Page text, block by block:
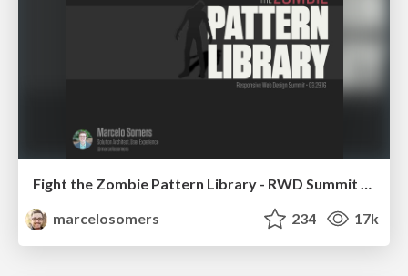
Fight the Zombie Pattern Library - RWD Summit 2016
marcelosomers
234 17k